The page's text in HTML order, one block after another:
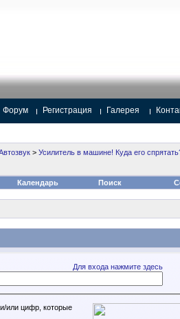
Форум Регистрация Галерея
> Усилитель в машине! Куда его
Календарь Поиск
Для входа нажмите здесь
или цифр, которые